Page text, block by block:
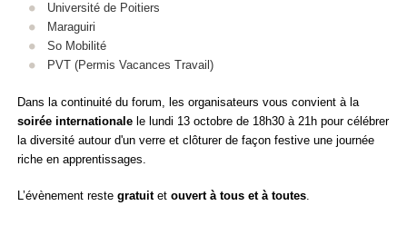
Université de Poitiers
Maraguiri
So Mobilité
PVT (Permis Vacances Travail)
Dans la continuité du forum, les organisateurs vous convient à la
soirée internationale le lundi 13 octobre de 18h30 à 21h pour célébrer
la diversité autour d'un verre et clôturer de façon festive une journée
riche en apprentissages.
L’évènement reste gratuit et ouvert à tous et à toutes.